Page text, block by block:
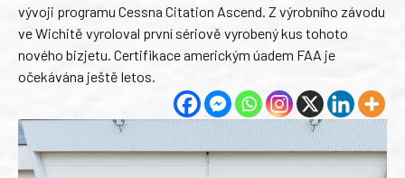
vývoji programu Cessna Citation Ascend. Z výrobního závodu
ve Wichitě vyroloval první sériově vyrobený kus tohoto
nového bizjetu. Certifikace americkým úadem FAA je
očekávána ještě letos.